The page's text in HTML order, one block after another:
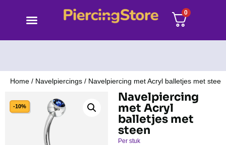
0
Home / Navelpiercings / Navelpiercing met Acryl balletjes met steen
-10%
Navelpiercing
met Acryl
balletjes met
steen
Per stuk